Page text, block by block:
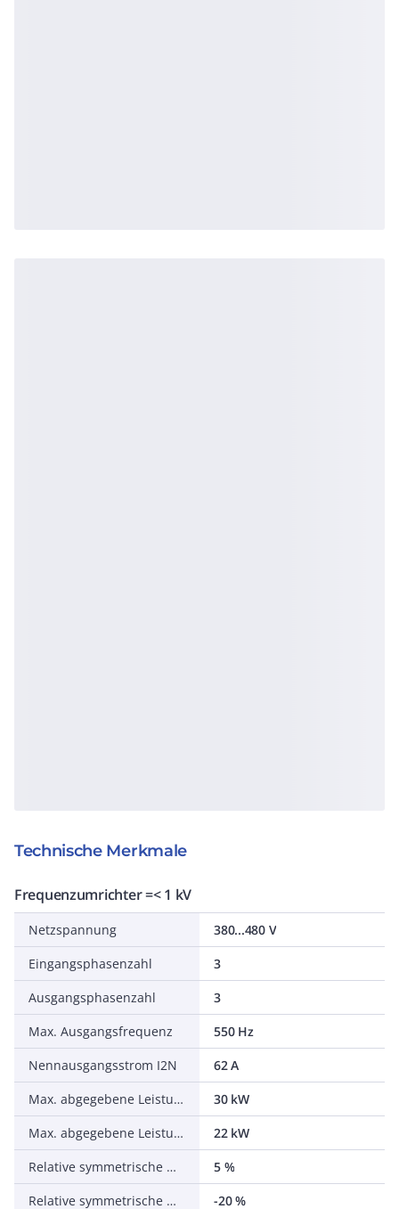
Technische Merkmale
Frequenzumrichter =< 1 kV
Netzspannung
380...480 V
Eingangsphasenzahl
3
Ausgangsphasenzahl
3
Max. Ausgangsfrequenz
550 Hz
Nennausgangsstrom I2N
62 A
Max. abgegebene Leistung bei quadrat. Belastung bei Bemessungsausgangsspannung
30 kW
Max. abgegebene Leistung bei linearer Belastung bei Bemessungsausgangsspannung
22 kW
Relative symmetrische Netzfrequenztoleranz
5 %
Relative symmetrische Netzspannungstoleranz
-20 %